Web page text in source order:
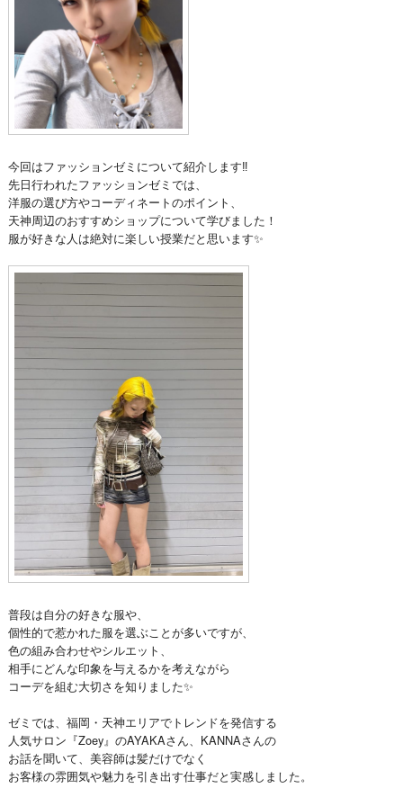
今回はファッションゼミについて紹介します‼️
先日行われたファッションゼミでは、
洋服の選び方やコーディネートのポイント、
天神周辺のおすすめショップについて学びました！
服が好きな人は絶対に楽しい授業だと思います✨
普段は自分の好きな服や、
個性的で惹かれた服を選ぶことが多いですが、
色の組み合わせやシルエット、
相手にどんな印象を与えるかを考えながら
コーデを組む大切さを知りました✨
ゼミでは、福岡・天神エリアでトレンドを発信する
人気サロン『Zoey』のAYAKAさん、KANNAさんの
お話を聞いて、美容師は髪だけでなく
お客様の雰囲気や魅力を引き出す仕事だと実感しました。